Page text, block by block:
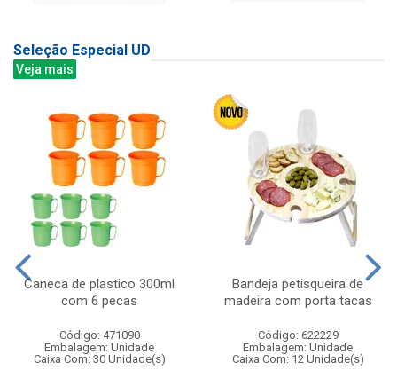
Seleção Especial UD
Veja mais
Caneca de plastico 300ml
com 6 pecas
Código: 471090
Embalagem: Unidade
Caixa Com: 30 Unidade(s)
Bandeja petisqueira de
madeira com porta tacas
Código: 622229
Embalagem: Unidade
Caixa Com: 12 Unidade(s)